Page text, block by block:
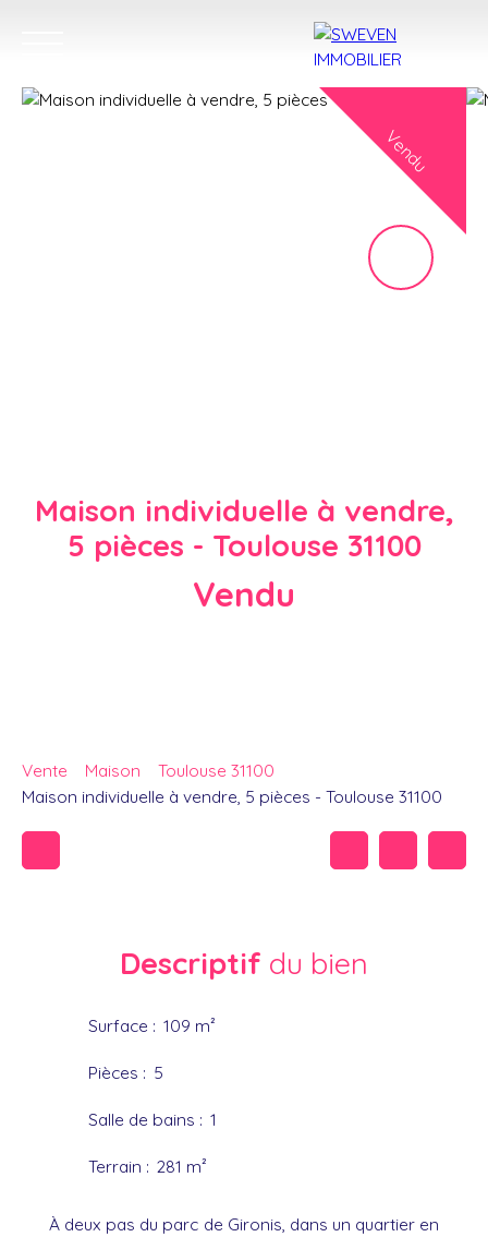
Vendu
Maison individuelle à vendre,
5 pièces - Toulouse 31100
Vendu
Vente Maison
Toulouse 31100
Maison individuelle à vendre, 5 pièces - Toulouse 31100
Descriptif du bien
Surface : 109 m²
Pièces : 5
Salle de bains : 1
Terrain : 281 m²
À deux pas du parc de Gironis, dans un quartier en